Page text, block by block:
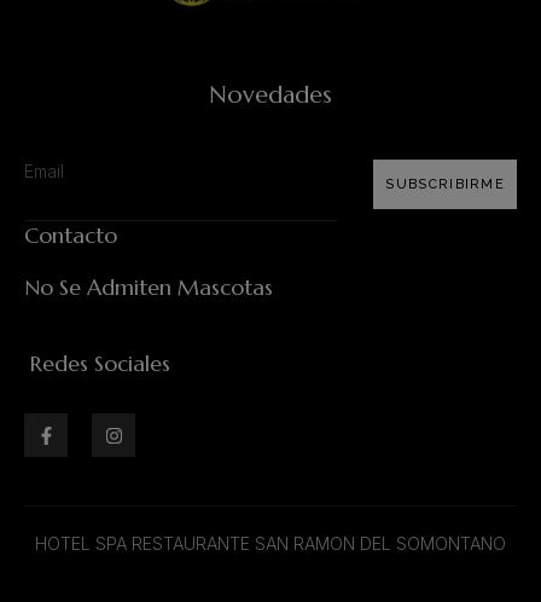
Novedades
SUBSCRIBIRME
Contacto
No Se Admiten Mascotas
Redes Sociales
HOTEL SPA RESTAURANTE SAN RAMON DEL SOMONTANO